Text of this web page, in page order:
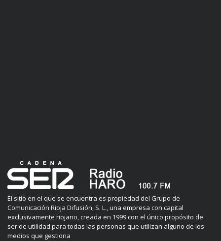
El sitio en el que se encuentra es propiedad del Grupo de
Comunicación Rioja Difusión, S. L., una empresa con capital
exclusivamente riojano, creada en 1999 con el único propósito de
ser de utilidad para todas las personas que utilizan alguno de los
medios que gestiona